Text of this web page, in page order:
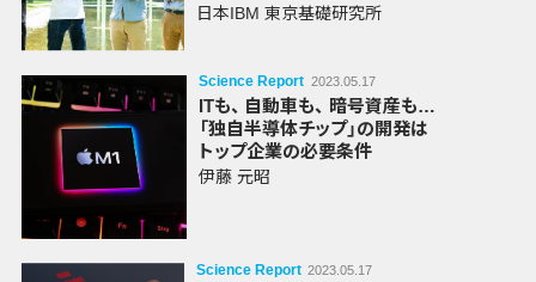
日本IBM 東京基礎研究所
Science Report 2023.05.17
ITも、 自動車も、 暗号資産も…
「独自半導体チップ」の 開発は
トップ企業の必要条件
伊藤 元昭
Science Report 2023.05.17